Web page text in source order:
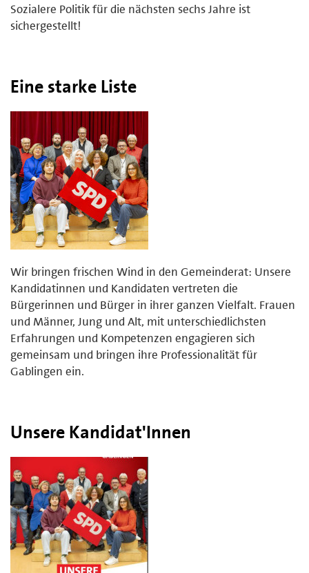
Sozialere Politik für die nächsten sechs Jahre ist
sichergestellt!
Eine starke Liste
Wir bringen frischen Wind in den Gemeinderat: Unsere
Kandidatinnen und Kandidaten vertreten die
Bürgerinnen und Bürger in ihrer ganzen Vielfalt. Frauen
und Männer, Jung und Alt, mit unterschiedlichsten
Erfahrungen und Kompetenzen engagieren sich
gemeinsam und bringen ihre Professionalität für
Gablingen ein.
Unsere Kandidat'Innen